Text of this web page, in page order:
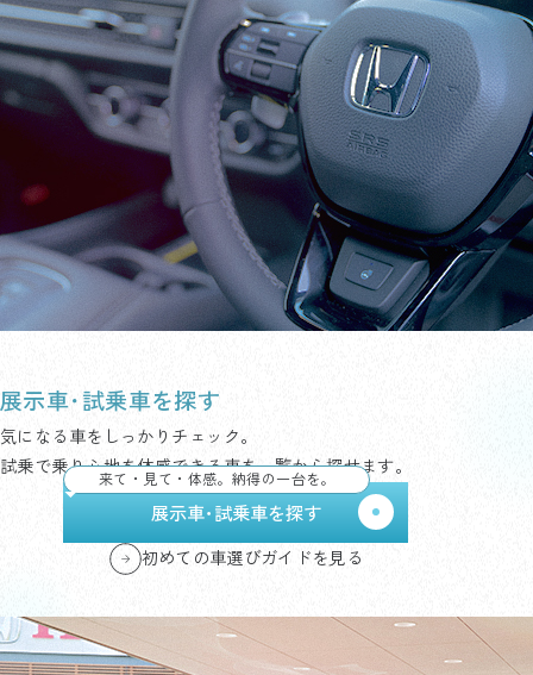
展示車･試乗車を探す
気になる車をしっかりチェック。
試乗で乗り心地を体感できる車を一覧から探せます。
来て・見て・体感。納得の一台を。
展示車･試乗車を探す
初めての車選びガイドを見る